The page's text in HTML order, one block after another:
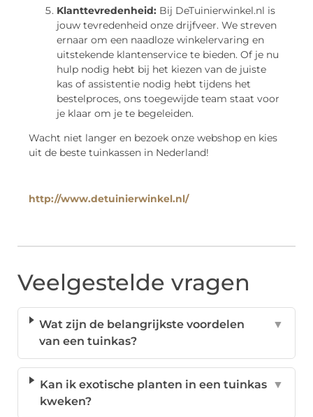
Klanttevredenheid: Bij DeTuinierwinkel.nl is
jouw tevredenheid onze drijfveer. We streven
ernaar om een naadloze winkelervaring en
uitstekende klantenservice te bieden. Of je nu
hulp nodig hebt bij het kiezen van de juiste
kas of assistentie nodig hebt tijdens het
bestelproces, ons toegewijde team staat voor
je klaar om je te begeleiden.
Wacht niet langer en bezoek onze webshop en kies
uit de beste tuinkassen in Nederland!
http://www.detuinierwinkel.nl/
Veelgestelde vragen
Wat zijn de belangrijkste voordelen
van een tuinkas?
▼
Kan ik exotische planten in een tuinkas
kweken?
▼